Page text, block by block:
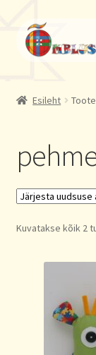
Liigu
navigeerimisele
Liigu
sisu
juurde
Aadressid
Esileht
Kuvatakse kõik 2